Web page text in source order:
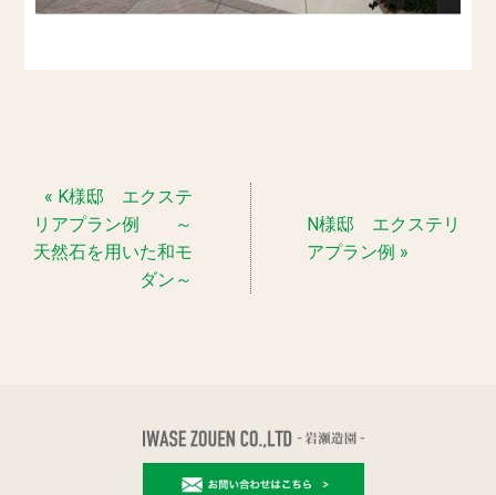
« K様邸 エクステ
リアプラン例 ～
天然石を用いた和モ
ダン～
N様邸 エクステリ
アプラン例 »